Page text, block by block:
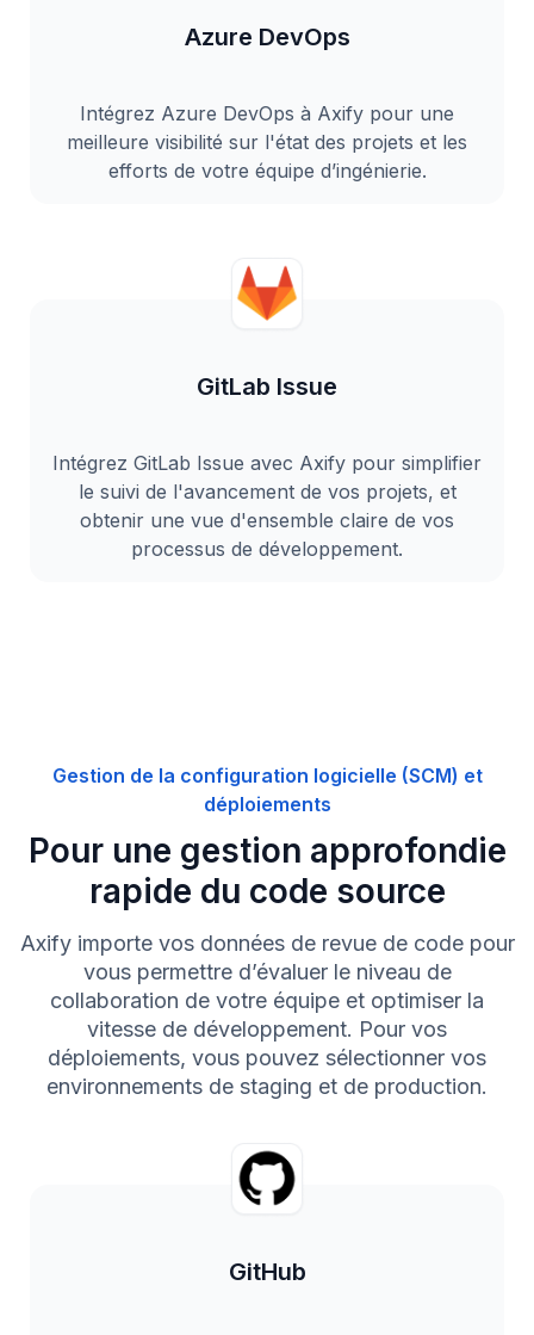
Azure DevOps
Intégrez Azure DevOps à Axify pour une
meilleure visibilité sur l'état des projets et les
efforts de votre équipe d’ingénierie.
GitLab Issue
Intégrez GitLab Issue avec Axify pour simplifier
le suivi de l'avancement de vos projets, et
obtenir une vue d'ensemble claire de vos
processus de développement.
Gestion de la configuration logicielle (SCM) et
déploiements
Pour une gestion approfondie
rapide du code source
Axify importe vos données de revue de code pour
vous permettre d’évaluer le niveau de
collaboration de votre équipe et optimiser la
vitesse de développement. Pour vos
déploiements, vous pouvez sélectionner vos
environnements de staging et de production.
GitHub